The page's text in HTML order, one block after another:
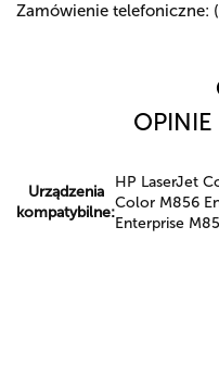
Zamówienie telefoniczne:
Urządzenia
kompatybilne:
HP LaserJet
Color M856
Enterprise